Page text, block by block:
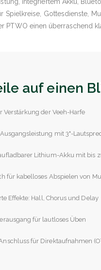
Spielkreise, Gottesdienste,
PTWO einen überraschend
auf einen
Verstärkung der Veeh-Harfe
mit 3"-
Lithium-Akku mit bis
für kabelloses Abspielen von
Effekte: Hall, Chorus und Delay
für lautloses Üben
für Direktaufnahmen